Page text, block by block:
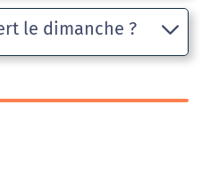
le dimanche ?